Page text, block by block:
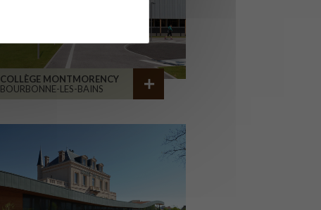
COLLÈGE MONTMORENCY
BOURBONNE-LES-BAINS